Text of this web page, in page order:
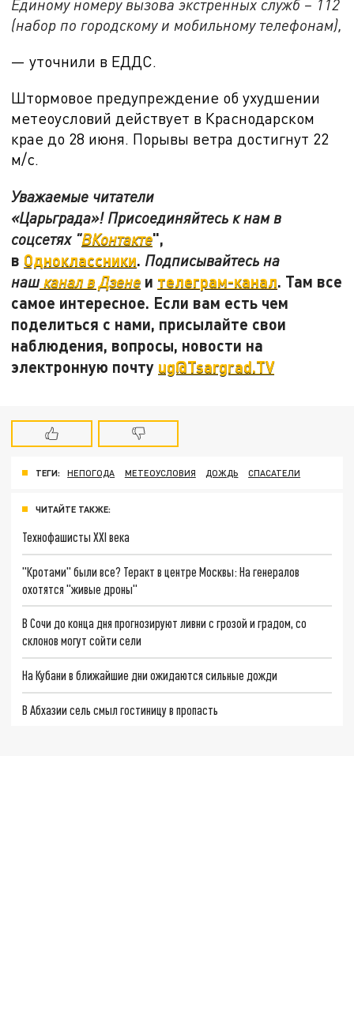
Единому номеру вызова экстренных служб – 112
(набор по городскому и мобильному телефонам),
— уточнили в ЕДДС.
Штормовое предупреждение об ухудшении
метеоусловий действует в Краснодарском
крае до 28 июня. Порывы ветра достигнут 22
м/с.
Уважаемые читатели
«Царьграда»! Присоединяйтесь к нам в
соцсетях "ВКонтакте",
в Одноклассники. Подписывайтесь на
наш канал в Дзене и телеграм-канал. Там все
самое интересное. Если вам есть чем
поделиться с нами, присылайте свои
наблюдения, вопросы, новости на
электронную почту ug@Tsargrad.TV
ТЕГИ: НЕПОГОДА МЕТЕОУСЛОВИЯ ДОЖДЬ СПАСАТЕЛИ
ЧИТАЙТЕ ТАКЖЕ:
Технофашисты XXI века
"Кротами" были все? Теракт в центре Москвы: На генералов
охотятся "живые дроны"
В Сочи до конца дня прогнозируют ливни с грозой и градом, со
склонов могут сойти сели
На Кубани в ближайшие дни ожидаются сильные дожди
В Абхазии сель смыл гостиницу в пропасть